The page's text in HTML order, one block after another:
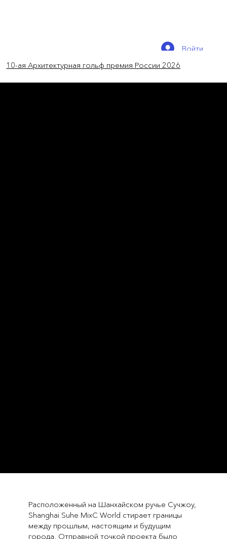
Войти
Расположенный на Шанхайском ручье Сучжоу,
Shanghai Suhe MixC World стирает границы
между прошлым, настоящим и будущим
города. Отправной точкой проекта было
10-ая Архитектурная гольф премия России 2026